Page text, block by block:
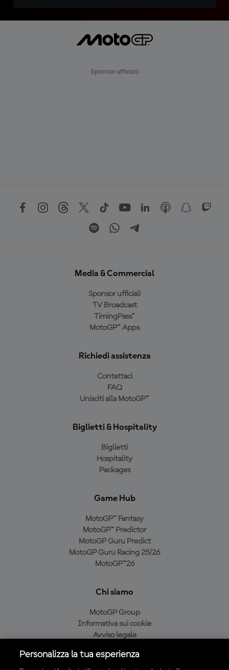
Sponsor ufficiali
Media & Commercial
Sponsor ufficiali
TV Broadcast
TimingPass™
MotoGP™ Apps
Richiedi assistenza
Contattaci
FAQ
Unisciti alla MotoGP™
Biglietti & Hospitality
Biglietti
Hospitality
Packages
Game Hub
MotoGP™ Fantasy
MotoGP™ Predictor
MotoGP Guru Predict
MotoGP Guru Racing 25/26
MotoGP™26
Chi siamo
MotoGP Group
Informativa sui cookie
Avviso legale
Condizioni di acquisto
Personalizza la tua esperienza